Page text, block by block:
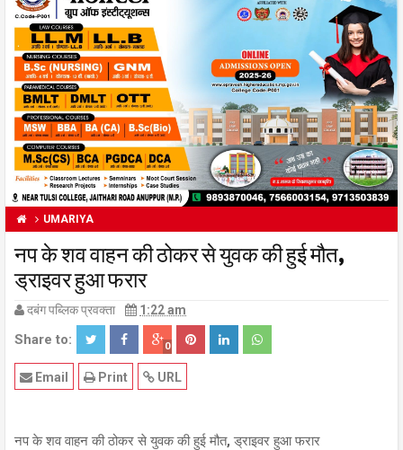
UMARIYA
नप के शव वाहन की ठोकर से युवक की हुई मौत,
ड्राइवर हुआ फरार
दबंग पब्लिक प्रवक्ता 1:22 am
Share to: 0
URL
Print
Email
नप के शव वाहन की ठोकर से युवक की हुई मौत, ड्राइवर हुआ फरार